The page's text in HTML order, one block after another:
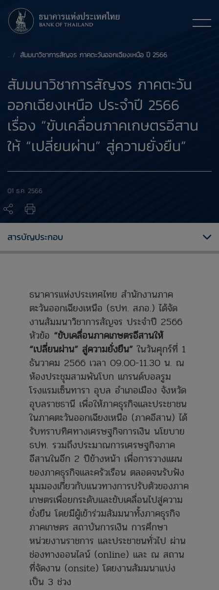
สัมมนาวิชาการสัญจร ภาคตะวันออกเฉียงเหนือ ปี 2566
สัมมนาวิชาการสัญจร ภาคตะวัน
ออกเฉียงเหนือ ประจำปี 2566
เรื่อง “ขับเคลื่อนภาคเกษตรอีสาน
ให้ “เปลี่ยนผ่าน” สู่ความยั่งยืน”
01 ธ.ค. 2566
ธนาคารแห่งประเทศไทย สำนักงานภาค
ตะวันออกเฉียงเหนือ (ธปท. สภอ.) ได้จัด
งานสัมมนาวิชาการสัญจร ประจำปี 2566
หัวข้อ “ขับเคลื่อนภาคเกษตรอีสานให้
“เปลี่ยนผ่าน” สู่ความยั่งยืน” ในวันศุกร์ที่ 1
ธันวาคม 2566 เวลา 09.00-11.30 น. ณ
ห้องประชุมสามพันโบก แกรนด์บอลรูม
โรงแรมเซ็นทารา อุบล อำเภอเมือง จังหวัด
อุบลราชธานี เพื่อให้ภาคธุรกิจและประชาชน
ในภาคตะวันออกเฉียงเหนือ (ภาคอีสาน) ได้
รับทราบทิศทางเศรษฐกิจการเงิน นโยบาย
ธปท. รวมถึงประมาณการเศรษฐกิจภาค
อีสานในอีก 2 ปีข้างหน้า เพื่อการวางแผน
ของภาคธุรกิจและครัวเรือน ตลอดจนรับฟัง
มุมมองเกี่ยวกับแนวทางการปรับตัวของภาค
เกษตรเพื่อยกระดับและขับเคลื่อนไปสู่ความ
ยั่งยืน โดยมีผู้เข้าร่วมสัมมนาทั้งภาคธุรกิจ
ภาคเกษตร สถาบันการเงิน การศึกษา
หน่วยงานราชการ และประชาชนทั่วไป ผ่าน
ช่องทางออนไลน์ (online) และ ณ สถาน
ที่จัดงาน (onsite) โดยงานสัมมนาแบ่ง
เป็น 3 ช่วง
สารบัญประกอบ